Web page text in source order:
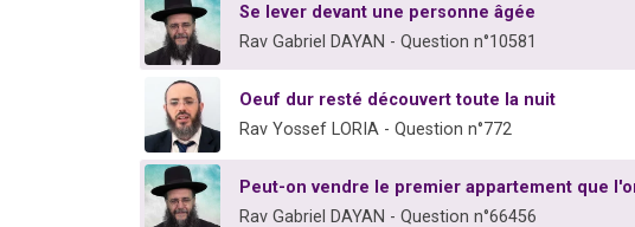
Se lever devant une personne âgée
Rav Gabriel DAYAN - Question n°10581
Oeuf dur resté découvert toute la nuit
Rav Yossef LORIA - Question n°772
Peut-on vendre le premier appartement que
Rav Gabriel DAYAN - Question n°66456